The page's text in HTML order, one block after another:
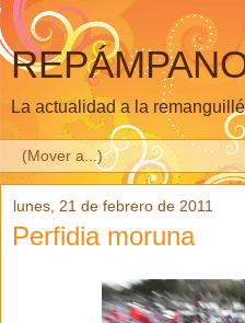
La actualidad a la remanguillé
lunes, 21 de febrero de 2011
Perfidia moruna